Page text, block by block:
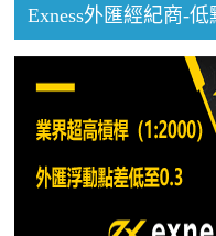
Exness外匯經紀商-